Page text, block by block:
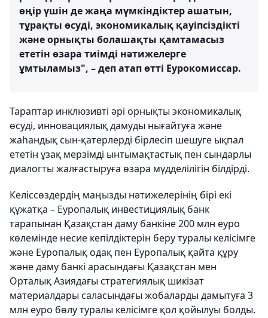
өңір үшін де жаңа мүмкіндіктер ашатын,
тұрақты өсуді, экономикалық қауіпсіздікті
және орнықты болашақты қамтамасыз
ететін өзара тиімді нәтижелерге
ұмтыламыз", – деп атап өтті Еурокомиссар.
Тараптар инклюзивті әрі орнықты экономикалық
өсуді, инновациялық дамуды нығайтуға және
жаһандық сын-қатерлерді бірлесіп шешуге ықпал
ететін ұзақ мерзімді ынтымақтастық пен сындарлы
диалогты жалғастыруға өзара мүдделілігін білдірді.
Келіссөздердің маңызды нәтижелерінің бірі екі
құжатқа – Еуропалық инвестициялық банк
тарапынан Қазақстан даму банкіне 200 млн еуро
көлемінде несие кепілдіктерін беру туралы келісімге
және Еуропалық одақ пен Еуропалық қайта құру
және даму банкі арасындағы Қазақстан мен
Орталық Азиядағы стратегиялық шикізат
материалдары саласындағы жобаларды дамытуға 3
млн еуро бөлу туралы келісімге қол қойылуы болды.